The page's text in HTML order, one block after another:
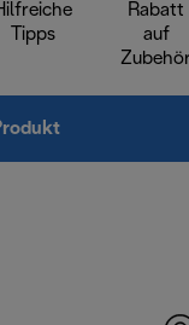
Tipps
Rabatt
auf